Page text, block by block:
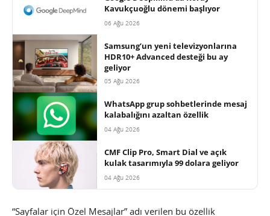
Kavukçuoğlu dönemi başlıyor
06 Ağu 2026
Samsung’un yeni televizyonlarına
HDR10+ Advanced desteği bu ay
geliyor
05 Ağu 2026
WhatsApp grup sohbetlerinde mesaj
kalabalığını azaltan özellik
04 Ağu 2026
CMF Clip Pro, Smart Dial ve açık
kulak tasarımıyla 99 dolara geliyor
04 Ağu 2026
“Sayfalar için Özel Mesajlar” adı verilen bu özellik